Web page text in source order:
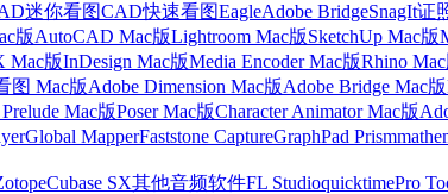
迷你看图CAD快速看图EagleAdobe BridgeSnagIt证
版AutoCAD Mac版Lightroom Mac版SketchUp Mac版
Mac版InDesign Mac版Media Encoder Mac版Rhino
图 Mac版Adobe Dimension Mac版Adobe Bridge Mac版
Mac版Poser Mac版Character Animator Mac版
Global MapperFaststone CaptureGraphPad Prism
Cubase SX其他音频软件FL StudioquicktimePro